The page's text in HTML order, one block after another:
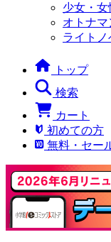
少女・
オトナマ
ライトノ
トップ
検索
カート
初めての方
無料・セー